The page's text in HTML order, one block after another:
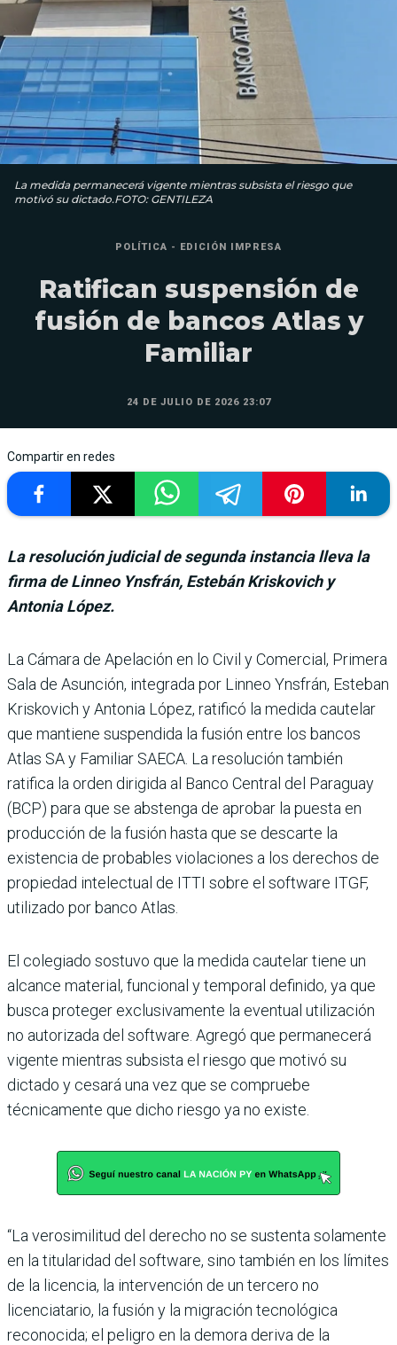
La medida permanecerá vigente mientras subsista el riesgo que
motivó su dictado.FOTO: GENTILEZA
POLÍTICA - EDICIÓN IMPRESA
Ratifican suspensión de
fusión de bancos Atlas y
Familiar
24 DE JULIO DE 2026 23:07
Compartir en redes
La resolución judicial de segunda instancia lleva la
firma de Linneo Ynsfrán, Estebán Kriskovich y
Antonia López.
La Cámara de Apelación en lo Civil y Comercial, Primera
Sala de Asunción, integrada por Linneo Ynsfrán, Este­ban
Kriskovich y Antonia López, ratificó la medida cautelar
que mantiene sus­pendida la fusión entre los bancos
Atlas SA y Familiar SAECA. La resolución tam­bién
ratifica la orden dirigida al Banco Central del Para­guay
(BCP) para que se abs­tenga de aprobar la puesta en
producción de la fusión hasta que se descarte la
existen­cia de probables violaciones a los derechos de
propiedad intelectual de ITTI sobre el software ITGF,
utilizado por banco Atlas.
El colegiado sostuvo que la medida cautelar tiene un
alcance material, funcional y temporal definido, ya que
busca proteger exclusiva­mente la eventual utilización
no autorizada del software. Agregó que permanecerá
vigente mientras subsista el riesgo que motivó su
dictado y cesará una vez que se com­pruebe
técnicamente que dicho riesgo ya no existe.
“La verosimilitud del dere­cho no se sustenta solamente
en la titularidad del software, sino también en los límites
de la licencia, la intervención de un tercero no
licenciatario, la fusión y la migración tec­nológica
reconocida; el peligro en la demora deriva de la